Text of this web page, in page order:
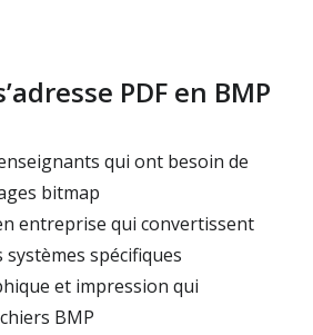
PDF en BMP
qui ont besoin de
bitmap
entreprise qui convertissent
systèmes spécifiques
et impression qui
BMP